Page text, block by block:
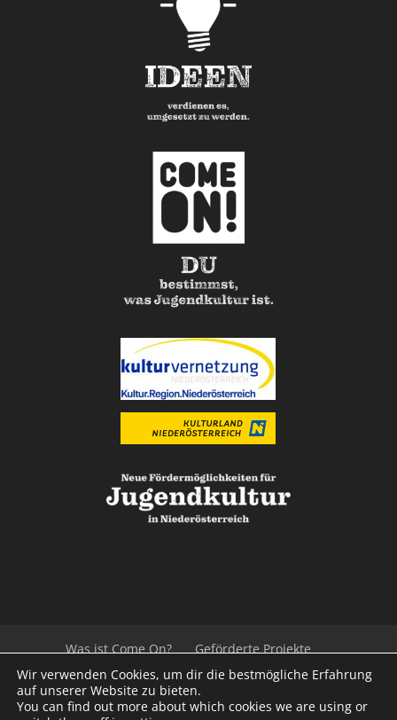
Was ist Come On?
Geförderte Projekte
Der Beirat
Impressum/Datenschutz
Links
Presse
Wir verwenden Cookies, um dir die bestmögliche Erfahrung
auf unserer Website zu bieten.
You can find out more about which cookies we are using or